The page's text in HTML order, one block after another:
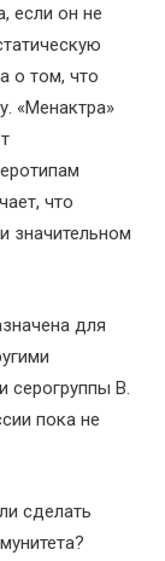
если он не
о том, что
«Менактра»
что
значительном
для
серогруппы В.
пока не
сделать